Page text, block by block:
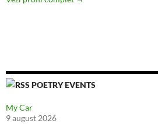
POETRY EVENTS
My Car
9 august 2026